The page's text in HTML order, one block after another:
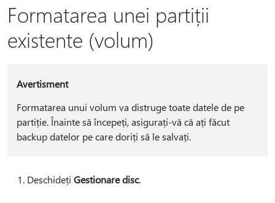
Formatarea unei partiții
existente (volum)
Avertisment
Formatarea unui volum va distruge toate datele de pe
partiție. Înainte să începeți, asigurați-vă că ați făcut
backup datelor pe care doriți să le salvați.
Deschideți Gestionare disc.